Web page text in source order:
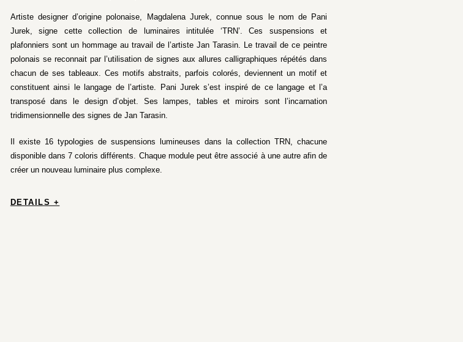
Artiste designer d’origine polonaise, Magdalena Jurek, connue sous le nom de Pani
Jurek, signe cette collection de luminaires intitulée ‘TRN’. Ces suspensions et
plafonniers sont un hommage au travail de l’artiste Jan Tarasin. Le travail de ce peintre
polonais se reconnait par l’utilisation de signes aux allures calligraphiques répétés dans
chacun de ses tableaux. Ces motifs abstraits, parfois colorés, deviennent un motif et
constituent ainsi le langage de l’artiste. Pani Jurek s’est inspiré de ce langage et l’a
transposé dans le design d’objet. Ses lampes, tables et miroirs sont l’incarnation
tridimensionnelle des signes de Jan Tarasin.
Il existe 16 typologies de suspensions lumineuses dans la collection TRN, chacune
disponible dans 7 coloris différents. Chaque module peut être associé à une autre afin de
créer un nouveau luminaire plus complexe.
DETAILS +